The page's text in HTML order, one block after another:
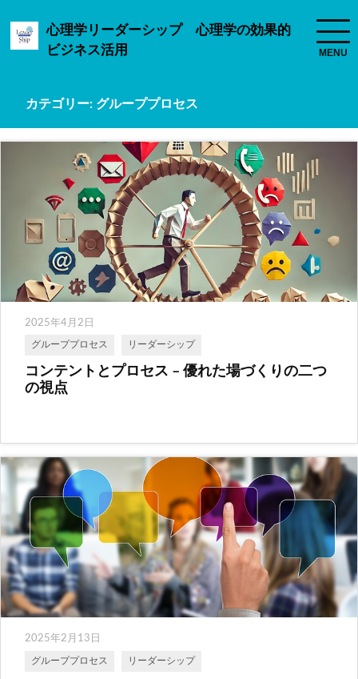
心理学リーダーシップ 心理学の効果的
ビジネス活用
カテゴリー: グループプロセス
2025年4月2日
グループプロセス リーダーシップ
コンテントとプロセス – 優れた場づくりの二つ
の視点
2025年2月13日
グループプロセス リーダーシップ